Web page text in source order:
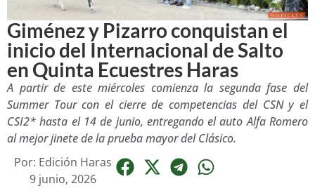
Giménez y Pizarro conquistan el
inicio del Internacional de Salto
en Quinta Ecuestres Haras
A partir de este miércoles comienza la segunda fase del
Summer Tour con el cierre de competencias del CSN y el
CSI2* hasta el 14 de junio, entregando el auto Alfa Romero
al mejor jinete de la prueba mayor del Clásico.
Por: Edición Haras
9 junio, 2026